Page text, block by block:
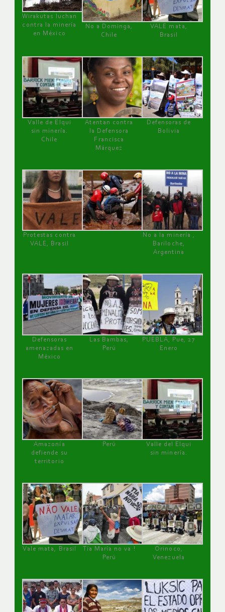
Wirakutas luchan
contra la minería
en México
No a Dominga,
Chile
VALE mata,
Brasil
Valle de Elqui
sin minería.
Chile
Atentan contra
la Defensora
Francisca
Márquez
Defensoras de
Bolivia
Protestas contra
VALE, Brasil
No a la minería ,
Bariloche,
Argentina
Defensoras
amenazadas en
México
Las Bambas,
Perú
PUEBLA, Pue, 27
Enero
Amazonía
defiende su
territorio
Perú
Valle del Elqui
sin minería.
Vale mata, Brasil
Tía María no va !
Perú
Orinoco,
Venezuela